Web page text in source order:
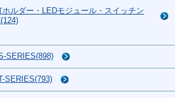
ルダー・LEDモジュール・スイッチン
SERIES(898)
SERIES(793)